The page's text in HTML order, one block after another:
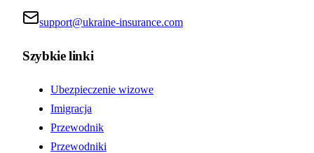
support@ukraine-insurance.com
Szybkie linki
Ubezpieczenie wizowe
Imigracja
Przewodnik
Przewodniki